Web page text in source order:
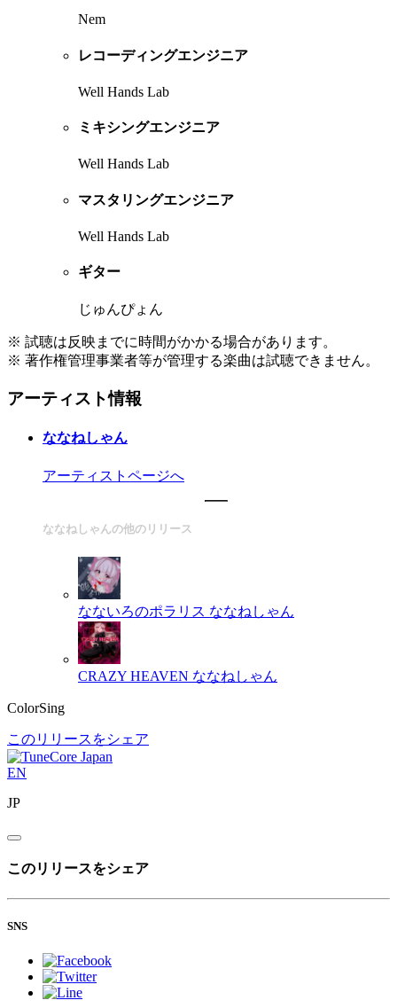
Nem
レコーディングエンジニア
Well Hands Lab
ミキシングエンジニア
Well Hands Lab
マスタリングエンジニア
Well Hands Lab
ギター
じゅんぴょん
※ 試聴は反映までに時間がかかる場合があります。
※ 著作権管理事業者等が管理する楽曲は試聴できません。
アーティスト情報
ななねしゃん
アーティストページへ
ななねしゃんの他のリリース
なないろのポラリス ななねしゃん
CRAZY HEAVEN ななねしゃん
ColorSing
このリリースをシェア
EN
JP
このリリースをシェア
SNS